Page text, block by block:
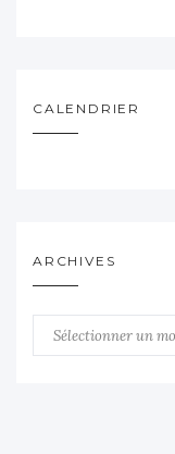
CALENDRIER
ARCHIVES
Archives